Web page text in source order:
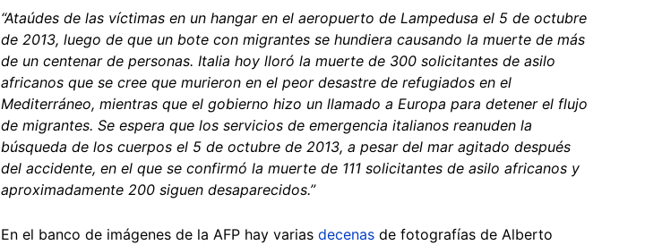
“Ataúdes de las víctimas en un hangar en el aeropuerto de Lampedusa el 5 de octubre
de 2013, luego de que un bote con migrantes se hundiera causando la muerte de más
de un centenar de personas. Italia hoy lloró la muerte de 300 solicitantes de asilo
africanos que se cree que murieron en el peor desastre de refugiados en el
Mediterráneo, mientras que el gobierno hizo un llamado a Europa para detener el flujo
de migrantes. Se espera que los servicios de emergencia italianos reanuden la
búsqueda de los cuerpos el 5 de octubre de 2013, a pesar del mar agitado después
del accidente, en el que se confirmó la muerte de 111 solicitantes de asilo africanos y
aproximadamente 200 siguen desaparecidos.”
En el banco de imágenes de la AFP hay varias decenasde fotografías de Alberto